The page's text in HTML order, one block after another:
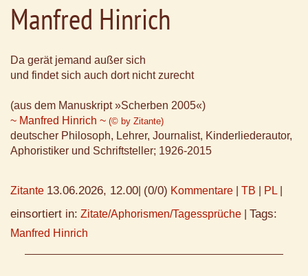
Manfred Hinrich
Da gerät jemand außer sich
und findet sich auch dort nicht zurecht
(aus dem Manuskript »Scherben 2005«)
~ Manfred Hinrich ~ (© by Zitante)
deutscher Philosoph, Lehrer, Journalist, Kinderliederautor,
Aphoristiker und Schriftsteller; 1926-2015
Zitante 13.06.2026, 12.00 (0/0) Kommentare TB PL
einsortiert in: Zitate/Aphorismen/Tagessprüche Tags:
Manfred Hinrich